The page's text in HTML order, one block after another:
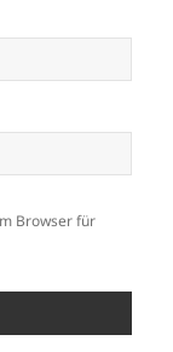
Browser für